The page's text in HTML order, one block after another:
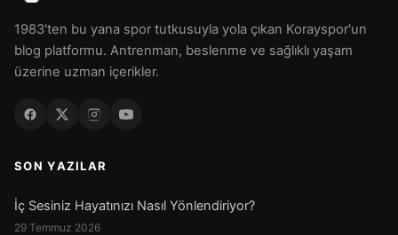
1983'ten bu yana spor tutkusuyla yola çıkan Korayspor'un
blog platformu. Antrenman, beslenme ve sağlıklı yaşam
üzerine uzman içerikler.
SON YAZILAR
İç Sesiniz Hayatınızı Nasıl Yönlendiriyor?
29 Temmuz 2026